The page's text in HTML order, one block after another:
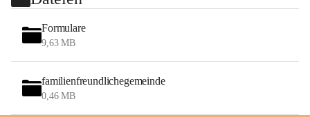
Formulare
9,63 MB
familienfreundlichegemeinde
0,46 MB